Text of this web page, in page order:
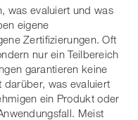
was evaluiert und was
eigene
Zertifizierungen. Oft
nur ein Teilbereich
garantieren keine
darüber, was evaluiert
ein Produkt oder
Meist